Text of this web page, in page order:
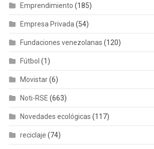
Emprendimiento (185)
Empresa Privada(54)
Fundaciones venezolanas (120)
Fútbol (1)
Movistar(6)
Noti-RSE (663)
Novedades ecológicas (117)
reciclaje (74)